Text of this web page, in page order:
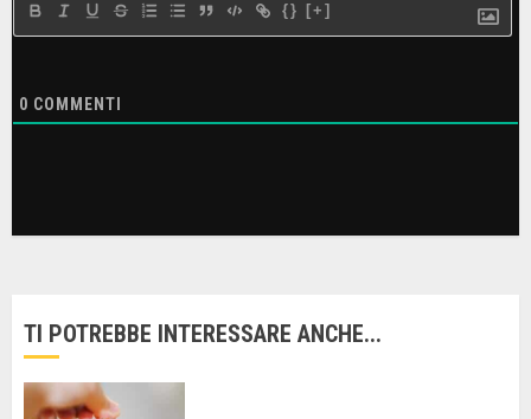
{} [+]
0 COMMENTI
TI POTREBBE INTERESSARE ANCHE...